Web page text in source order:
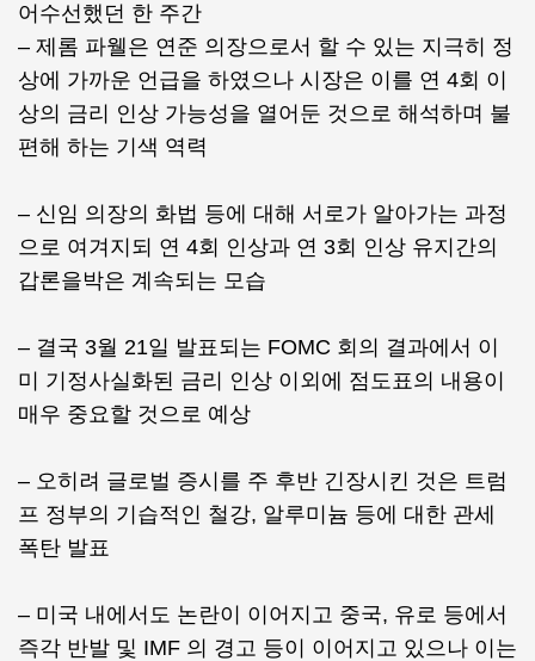
어수선했던 한 주간
– 제롬 파웰은 연준 의장으로서 할 수 있는 지극히 정
상에 가까운 언급을 하였으나 시장은 이를 연 4회 이
상의 금리 인상 가능성을 열어둔 것으로 해석하며 불
편해 하는 기색 역력
– 신임 의장의 화법 등에 대해 서로가 알아가는 과정
으로 여겨지되 연 4회 인상과 연 3회 인상 유지간의
갑론을박은 계속되는 모습
– 결국 3월 21일 발표되는 FOMC 회의 결과에서 이
미 기정사실화된 금리 인상 이외에 점도표의 내용이
매우 중요할 것으로 예상
– 오히려 글로벌 증시를 주 후반 긴장시킨 것은 트럼
프 정부의 기습적인 철강, 알루미늄 등에 대한 관세
폭탄 발표
– 미국 내에서도 논란이 이어지고 중국, 유로 등에서
즉각 반발 및 IMF 의 경고 등이 이어지고 있으나 이는